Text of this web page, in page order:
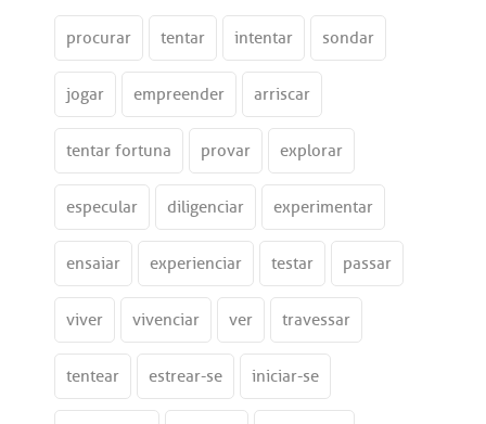
procurar tentar intentar sondar
jogar empreender arriscar
tentar fortuna provar explorar
especular diligenciar experimentar
ensaiar experienciar testar passar
viver vivenciar ver travessar
tentear estrear-se iniciar-se